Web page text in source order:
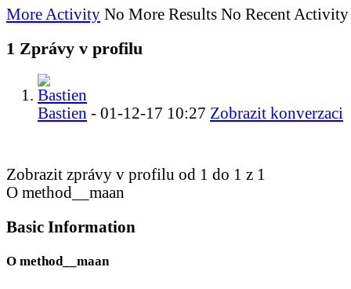
More Activity No More Results No Recent Activity
1 Zprávy v profilu
Bastien - 01-12-17 10:27 Zobrazit konverzaci
Zobrazit zprávy v profilu od 1 do 1 z 1
O method__maan
Basic Information
O method__maan